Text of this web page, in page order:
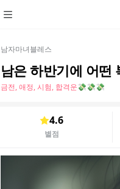
남자마녀블레스
남은 하반기에 어
금전, 애정, 시험, 합격운💸💸💸
4.6
별점